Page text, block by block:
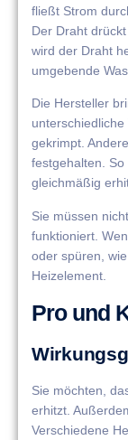
fließt Strom
Der Draht
wird der Draht
umgebende
Die Hersteller
gekrimpt.
festgehalten.
gleichmäßig
Sie müssen
funktioniert.
oder spüren,
Heizelement.
Pro und
Sie möchten,
erhitzt.
Verschiedene